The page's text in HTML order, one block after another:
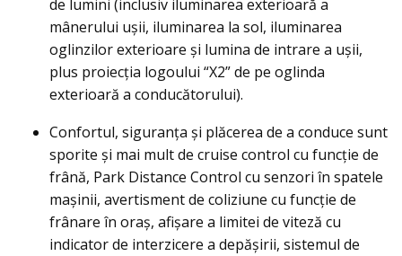
de lumini (inclusiv iluminarea exterioară a
mânerului uşii, iluminarea la sol, iluminarea
oglinzilor exterioare şi lumina de intrare a uşii,
plus proiecţia logoului “X2” de pe oglinda
exterioară a conducătorului).
Confortul, siguranţa şi plăcerea de a conduce sunt
sporite şi mai mult de cruise control cu funcţie de
frână, Park Distance Control cu senzori în spatele
maşinii, avertisment de coliziune cu funcţie de
frânare în oraş, afişare a limitei de viteză cu
indicator de interzicere a depăşirii, sistemul de